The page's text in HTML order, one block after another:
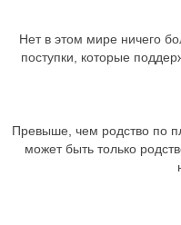
Нет в этом мире ничего
поступки, которые
Превыше, чем родство по
может быть только